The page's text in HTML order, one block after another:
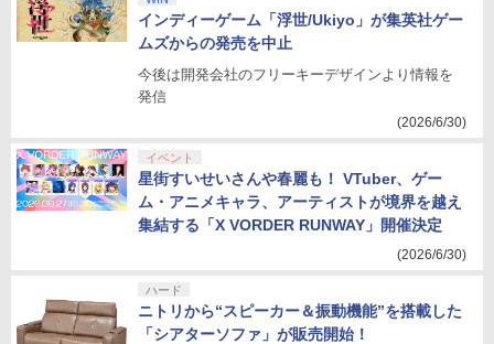
インディーゲーム「浮世/Ukiyo」が集英社ゲー
ムズからの発売を中止
今後は開発会社のフリーキーデザインより情報を
発信
(2026/6/30)
イベント
星街すいせいさんや春麗も！ VTuber、ゲー
ム・アニメキャラ、アーティストが境界を越え
集結する「X VORDER RUNWAY」開催決定
(2026/6/30)
ハード
ニトリから“スピーカー＆振動機能”を搭載した
「シアターソファ」が販売開始！